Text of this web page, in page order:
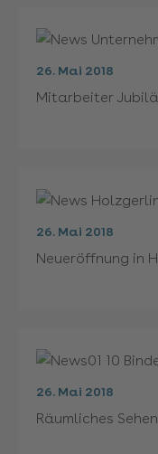
26. Mai 2018
Mitarbeiter
26. Mai 2018
Neueröffnung in
26. Mai 2018
Räumliches